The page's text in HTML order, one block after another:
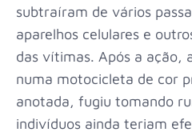
subtraíram de vários
aparelhos celulares e
das vítimas. Após a ação,
numa motocicleta de cor
anotada, fugiu tomando
indivíduos ainda teriam